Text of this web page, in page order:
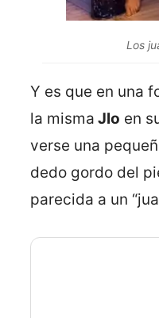
Los
Y es que en una
la misma Jlo en
verse una
dedo gordo del
parecida a un